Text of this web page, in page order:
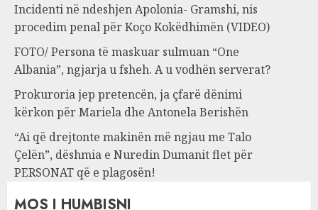
Incidenti në ndeshjen Apolonia- Gramshi, nis
procedim penal për Koço Kokëdhimën (VIDEO)
FOTO/ Persona të maskuar sulmuan “One
Albania”, ngjarja u fsheh. A u vodhën serverat?
Prokuroria jep pretencën, ja çfarë dënimi
kërkon për Mariela dhe Antonela Berishën
“Ai që drejtonte makinën më ngjau me Talo
Çelën”, dëshmia e Nuredin Dumanit flet për
PERSONAT që e plagosën!
MOS I HUMBISNI